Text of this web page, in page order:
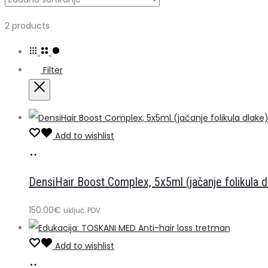
2 products
2
rezultata
Filter
Add to wishlist
DensiHair Boost Complex, 5x5ml (jačanje folikula
150.00€ uključ. PDV
Add to wishlist